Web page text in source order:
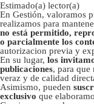
Estimado(a) lector(a)
En Gestión, valoramos
realizamos para
no está permitido,
o parcialmente los
autorizacion previa y
En su lugar, los
publicaciones, para que
veraz y de calidad
Asimismo, pueden
exclusivo que